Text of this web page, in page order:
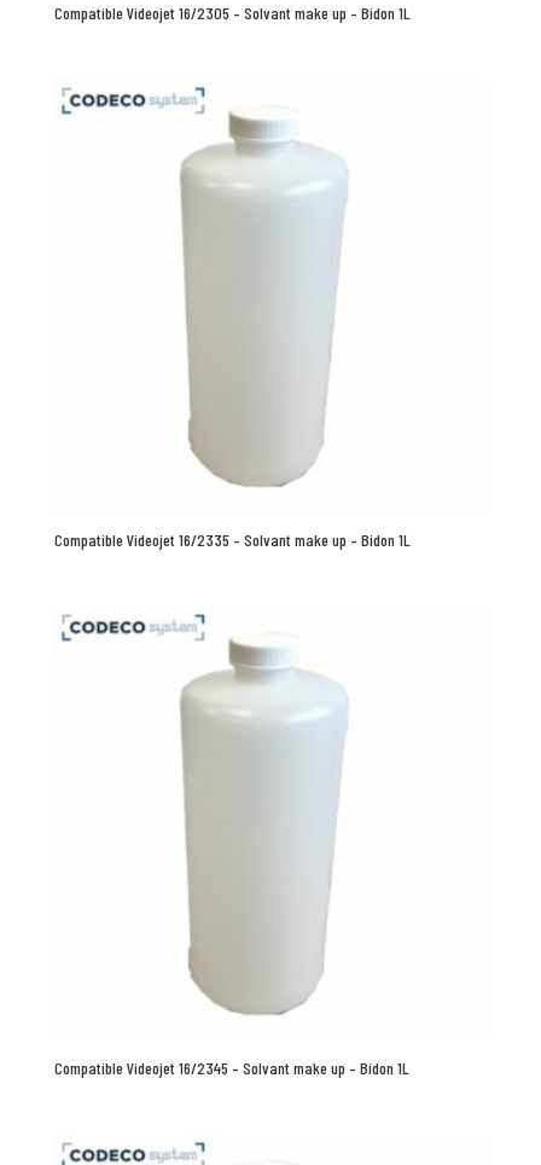
Compatible Videojet 16/2305 – Solvant make up – Bidon 1L
Compatible Videojet 16/2335 – Solvant make up – Bidon 1L
Compatible Videojet 16/2345 – Solvant make up – Bidon 1L